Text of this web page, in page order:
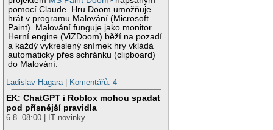
pomocí Claude. Hru Doom umožňuje
hrát v programu Malování (Microsoft
Paint). Malování funguje jako monitor.
Herní engine (ViZDoom) běží na pozadí
a každý vykreslený snímek hry vkládá
automaticky přes schránku (clipboard)
do Malování.
Ladislav Hagara | Komentářů: 4
EK: ChatGPT i Roblox mohou spadat
pod přísnější pravidla
6.8. 08:00 | IT novinky